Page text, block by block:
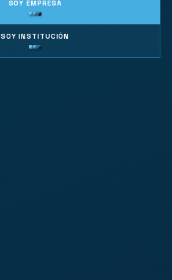
SOY EMPRESA
SOY INSTITUCIÓN